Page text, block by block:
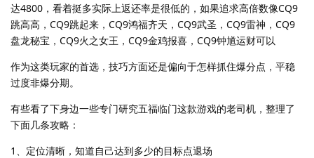
达4800，看着挺多实际上返还率是很低的，如果追求高倍数像CQ9
跳高高，CQ9跳起来，CQ9鸿福齐天，CQ9武圣，CQ9雷神，CQ9
盘龙秘宝，CQ9火之女王，CQ9金鸡报喜，CQ9钟馗运财可以
作为这类玩家的首选，技巧方面还是偏向于怎样抓住爆分点，平稳
过度非爆分期。
有些看了下身边一些专门研究五福临门这款游戏的老司机，整理了
下面几条攻略：
1、定位清晰，知道自己达到多少的目标点退场